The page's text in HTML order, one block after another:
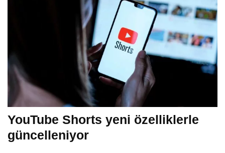
YouTube Shorts yeni özelliklerle
güncelleniyor